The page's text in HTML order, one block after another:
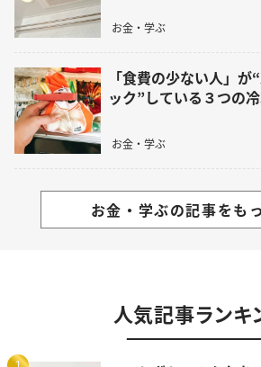
お金・学ぶ
「食費の少ない人」
ック”している３つの
お金・学ぶ
お金・学ぶの記事をも
人気記事ランキ